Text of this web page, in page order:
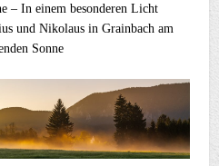
– In einem besonderen Licht
und Nikolaus in Grainbach am
Sonne